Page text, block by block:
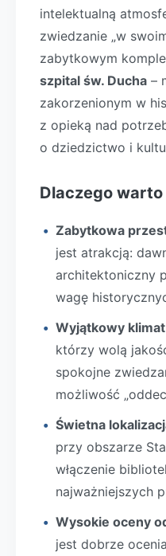
intelektualną
zwiedzanie „w
zabytkowym
szpital św. Ducha –
zakorzenionym w
z opieką nad
o dziedzictwo i
Dlaczego
Zabytkowa
jest atrakcją:
architektoniczny
wagę
Wyjątkowy klimat
którzy wolą
spokojne
możliwość
Świetna
przy obszarze
włączenie
najważniejszych
Wysokie oceny
jest dobrze